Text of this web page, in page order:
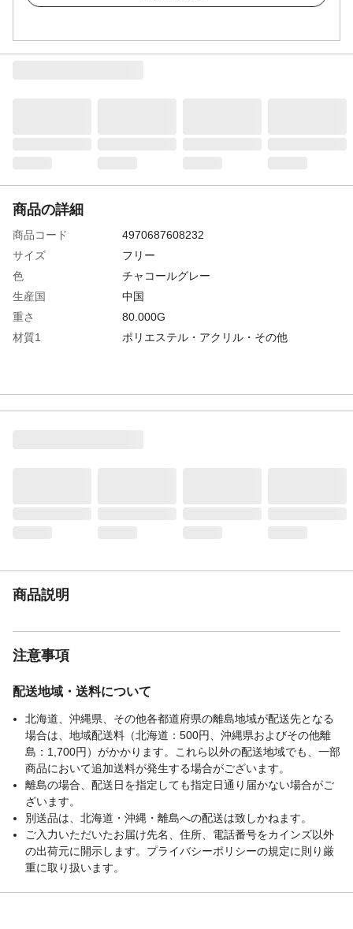
商品の詳細
商品コード
4970687608232
サイズ
フリー
色
チャコールグレー
生産国
中国
重さ
80.000G
材質1
ポリエステル・アクリル・その他
商品説明
注意事項
配送地域・送料について
北海道、沖縄県、その他各都道府県の離島地域が配送先となる
場合は、地域配送料（北海道：500円、沖縄県およびその他離
島：1,700円）がかかります。これら以外の配送地域でも、一部
商品において追加送料が発生する場合がございます。
離島の場合、配送日を指定しても指定日通り届かない場合がご
ざいます。
別送品は、北海道・沖縄・離島への配送は致しかねます。
ご入力いただいたお届け先名、住所、電話番号をカインズ以外
の出荷元に開示します。プライバシーポリシーの規定に則り厳
重に取り扱います。